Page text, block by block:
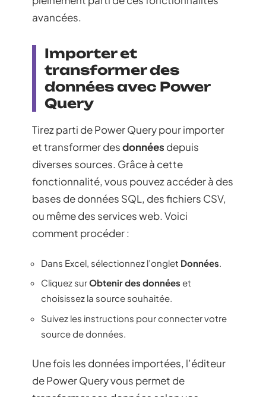
avancées.
Importer et
transformer des
données avec Power
Query
Tirez parti de Power Query pour importer
et transformer desdonnées depuis
diverses sources. Grâce à cette
fonctionnalité, vous pouvez accéder à des
bases de données SQL, des fichiers CSV,
ou même des services web. Voici
comment procéder :
Dans Excel, sélectionnez l’onglet Données
Cliquez surObtenir des données et
choisissez la source souhaitée.
Suivez les instructions pour connecter votre
source de données.
Une fois les données importées, l’éditeur
de Power Query vous permet de